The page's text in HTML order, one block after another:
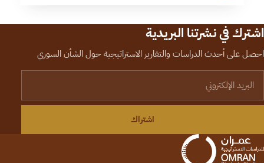
اشترك في نشرتنا البريدية
احصل على أحدث الدراسات والتقارير الاستراتيجية حول الشأن السوري
اشتراك